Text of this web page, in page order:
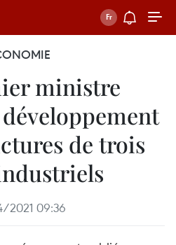
ministre
de trois
2021 09:36